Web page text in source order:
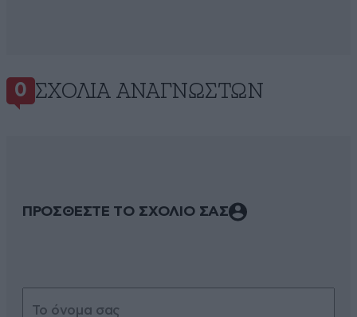
0 ΣΧΌΛΙΑ ΑΝΑΓΝΩΣΤΏΝ
ΠΡΟΣΘΕΣΤΕ ΤΟ ΣΧΟΛΙΟ ΣΑΣ